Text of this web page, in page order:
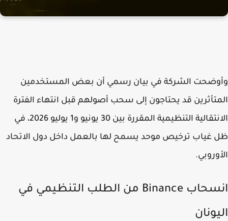
الشركة في بيان رسمي أن بعض المستخدمين
قد يحتاجون إلى سحب أصولهم قبل انتهاء الفترة
الانتقالية التنظيمية المقررة بين 30 يونيو و1 يوليو 2026، في
غياب ترخيص موحد يسمح لها بالعمل داخل دول الاتحاد
انسحاب Binance من الطلب التنظيمي في